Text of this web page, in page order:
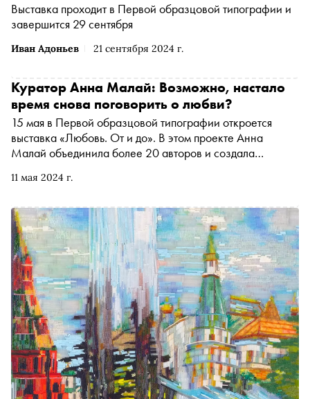
Иван Адоньев 21 сентября 2024 г.
Выставка проходит в Первой образцовой типографии и
завершится 29 сентября
11 мая 2024 г.
Куратор Анна Малай: Возможно, настало
время снова поговорить о любви?
15 мая в Первой образцовой типографии откроется
выставка «Любовь. От и до». В этом проекте Анна
Малай объединила более 20 авторов и создала
на вопрос «Что есть любовь?». «Сноб» поговорил с
художника и куратора, кто такие протагонисты и что
такое любовь